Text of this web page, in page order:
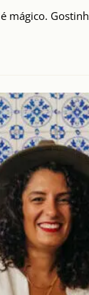
mágico.